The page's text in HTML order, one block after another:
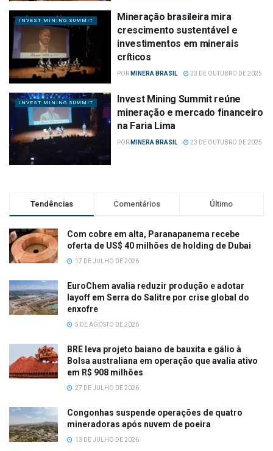
INVEST MINING SUMMIT
Mineração brasileira mira
crescimento sustentável e
investimentos em minerais
críticos
POR MINERA BRASIL 23 DE OUTUBRO DE 2025
INVEST MINING SUMMIT
Invest Mining Summit reúne
mineração e mercado financeiro
na Faria Lima
POR MINERA BRASIL 23 DE OUTUBRO DE 2025
Tendências Comentários Último
Com cobre em alta, Paranapanema recebe
oferta de US$ 40 milhões de holding de Dubai
17 DE JULHO DE 2026
EuroChem avalia reduzir produção e adotar
layoff em Serra do Salitre por crise global do
enxofre
5 DE AGOSTO DE 2026
BRE leva projeto baiano de bauxita e gálio à
Bolsa australiana em operação que avalia ativo
em R$ 908 milhões
27 DE JULHO DE 2026
Congonhas suspende operações de quatro
mineradoras após nuvem de poeira
13 DE JULHO DE 2026